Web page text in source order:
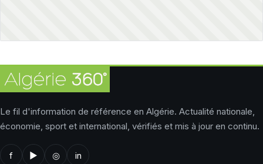
Le fil d'information de référence en Algérie. Actualité nationale,
économie, sport et international, vérifiés et mis à jour en continu.
f ▶ ◎ in